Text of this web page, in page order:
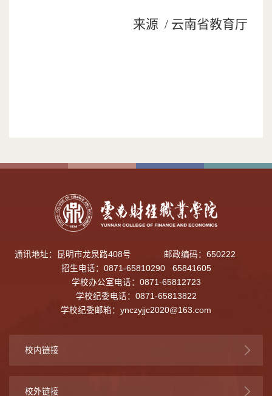
来源 / 云南省教育厅
通讯地址：昆明市龙泉路408号
邮政编码：650222
招生电话：0871-65810290 65841605
学校办公室电话：0871-65812723
学校纪委电话：0871-65813822
学校纪委邮箱： ynczyjjc2020@163.com
校内链接
校外链接